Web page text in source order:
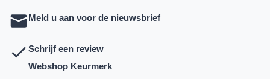
Meld u aan voor de nieuwsbrief
Schrijf een review
Webshop Keurmerk